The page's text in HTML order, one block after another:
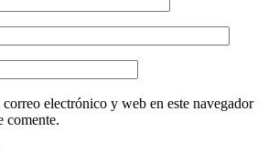
electrónico y web en este navegador
comente.